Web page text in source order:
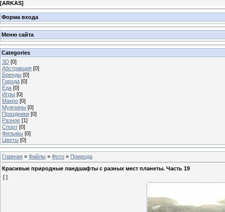
[ARKAS]
Форма входа
Меню сайта
Categories
3D [0]
Абстракция [0]
Бренды [0]
Города [0]
Еда [0]
Игры [0]
Макро [0]
Мужчины [0]
Праздники [0]
Разное [1]
Спорт [0]
Фильмы [0]
Цветы [0]
Главная » Файлы » Фото » Природа
Красивые природные ландшафты с разных мест планеты. Часть 19
[ ]